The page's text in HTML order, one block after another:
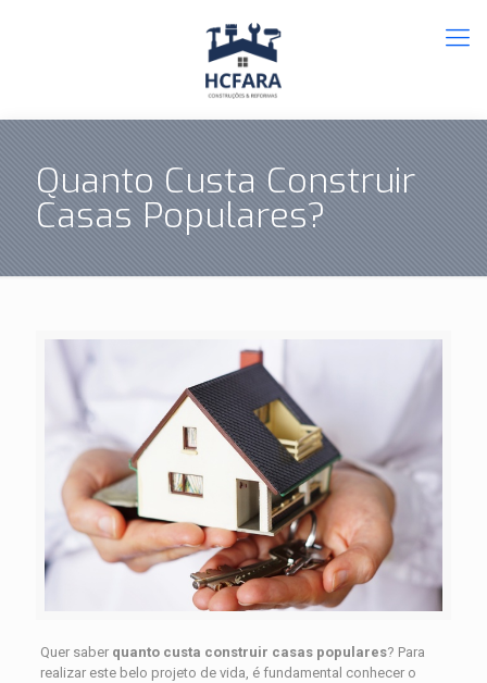
Quanto Custa Construir
Casas Populares?
Quer saber quanto custa construir casas populares? Para
realizar este belo projeto de vida, é fundamental conhecer o